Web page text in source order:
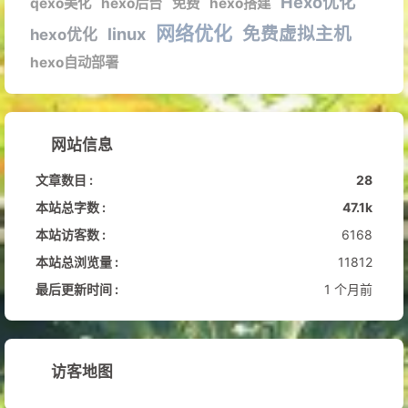
hexo优化 linux 网络优化 免费虚拟主机
hexo自动部署
网站信息
文章数目 :
28
本站总字数 :
47.1k
本站访客数 :
6168
本站总浏览量 :
11812
最后更新时间 :
1 个月前
访客地图